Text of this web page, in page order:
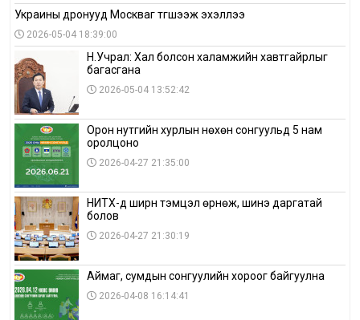
Украины дронууд Москваг түгшээж эхэллээ
2026-05-04 18:39:00
Н.Учрал: Хал болсон халамжийн хавтгайрлыг
багасгана
2026-05-04 13:52:42
Орон нутгийн хурлын нөхөн сонгуульд 5 нам
оролцоно
2026-04-27 21:35:00
НИТХ-д ширүүн тэмцэл өрнөж, шинэ даргатай
болов
2026-04-27 21:30:19
Аймаг, сумдын сонгуулийн хороог байгуулна
2026-04-08 16:14:41